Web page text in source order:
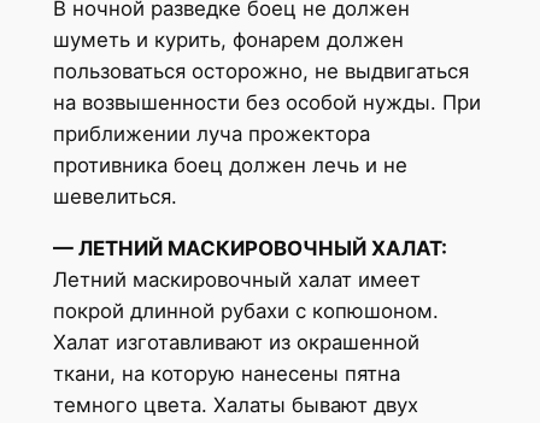
В ночной разведке боец не должен
шуметь и курить, фонарем должен
пользоваться осторожно, не выдвигаться
на возвышенности без особой нужды. При
приближении луча прожектора
противника боец должен лечь и не
шевелиться.
— ЛЕТНИЙ МАСКИРОВОЧНЫЙ ХАЛАТ:
Летний маскировочный халат имеет
покрой длинной рубахи с копюшоном.
Халат изготавливают из окрашенной
ткани, на которую нанесены пятна
темного цвета. Халаты бывают двух